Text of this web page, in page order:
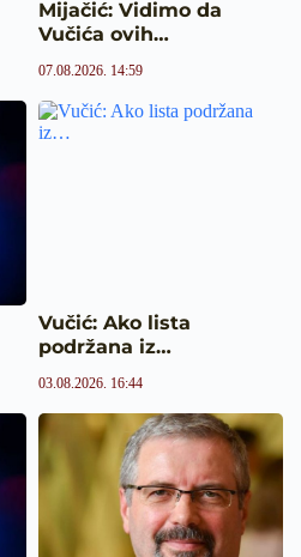
Mijačić: Vidimo da
Vučića ovih…
07.08.2026. 14:59
Vučić: Ako lista
podržana iz…
03.08.2026. 16:44